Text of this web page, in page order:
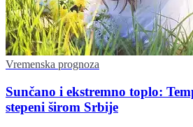
Vremenska prognoza
Sunčano i ekstremno toplo:
stepeni širom Srbije